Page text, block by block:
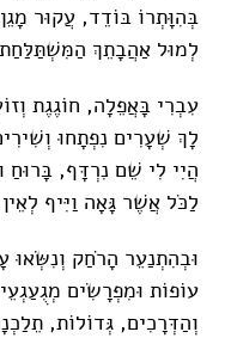
בְּהִוָּתְרוֹ בּוֹדֵד, עֲקוּר
לְמוּל אַהֲבָתֵךְ
עִבְרִי בָּאֲפֵלָה, חוֹגֶגֶת
לָךְ שְׁעָרִים נִפְתָחוּ
הֲיִי לִי שֵׁם נִרְדָּף, בָּרוּחַ
לַכֹּל אֲשֶׁר גָּאָה וַיִּיף
וּבְהִתְנַעֵר הָרֹחַק וְנִשְּׂאוּ
עוֹפוֹת וּמִפְרָשִׂים
וְהַדְּרָכִים, גְּדוֹלוֹת,